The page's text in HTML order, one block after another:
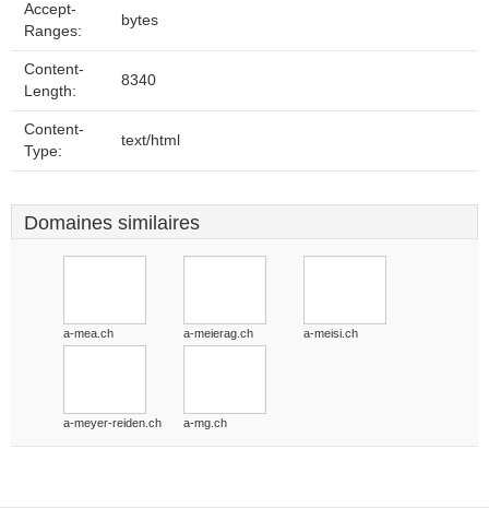
Accept-
Ranges:
bytes
Content-
Length:
8340
Content-
Type:
text/html
Domaines similaires
a-mea.ch a-meierag.ch a-meisi.ch
a-meyer-reiden.ch a-mg.ch